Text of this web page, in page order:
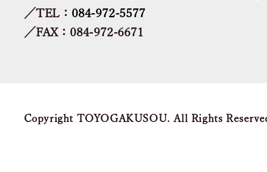
／TEL： 084-972-5577
／FAX：084-972-6671
Copyright TOYOGAKUSOU. All Rights